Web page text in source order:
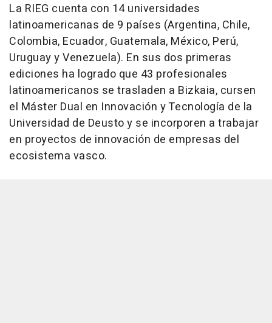
La RIEG cuenta con 14 universidades
latinoamericanas de 9 países (Argentina, Chile,
Colombia, Ecuador, Guatemala, México, Perú,
Uruguay y Venezuela). En sus dos primeras
ediciones ha logrado que 43 profesionales
latinoamericanos se trasladen a Bizkaia, cursen
el Máster Dual en Innovación y Tecnología de la
Universidad de Deusto y se incorporen a trabajar
en proyectos de innovación de empresas del
ecosistema vasco.